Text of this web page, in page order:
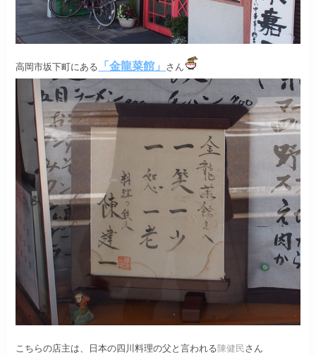
高岡市坂下町にある 「金龍菜館」 さん
こちらの店主は、日本の四川料理の父と言われる陳健民さん